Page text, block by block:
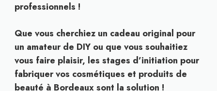
professionnels !
Que vous cherchiez un cadeau original pour
un amateur de DIY ou que vous souhaitiez
vous faire plaisir, les stages d’initiation pour
fabriquer vos cosmétiques et produits de
beauté à Bordeaux sont la solution !